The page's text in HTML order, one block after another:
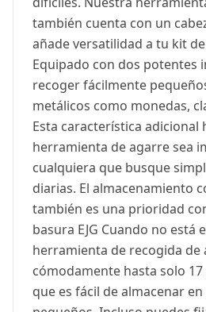
también cuenta con un
añade versatilidad a tu kit
Equipado con dos potentes
recoger fácilmente
metálicos como monedas,
Esta característica adicional
herramienta de agarre sea
cualquiera que busque
diarias. El almacenamiento
también es una prioridad
basura EJG Cuando no está
herramienta de recogida de
cómodamente hasta solo
que es fácil de almacenar en